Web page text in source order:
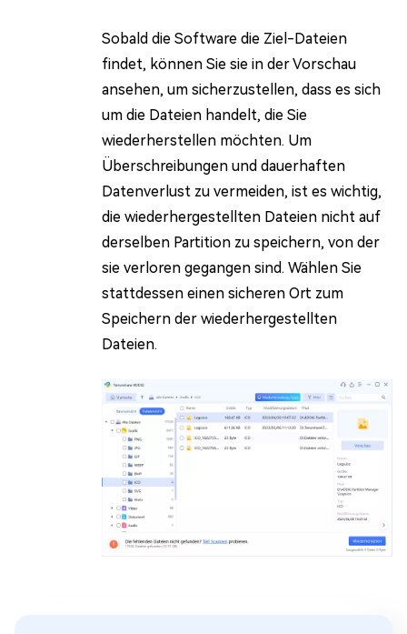
Sobald die Software die Ziel-Dateien
findet, können Sie sie in der Vorschau
ansehen, um sicherzustellen, dass es sich
um die Dateien handelt, die Sie
wiederherstellen möchten. Um
Überschreibungen und dauerhaften
Datenverlust zu vermeiden, ist es wichtig,
die wiederhergestellten Dateien nicht auf
derselben Partition zu speichern, von der
sie verloren gegangen sind. Wählen Sie
stattdessen einen sicheren Ort zum
Speichern der wiederhergestellten
Dateien.